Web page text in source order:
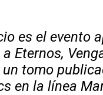
es el evento
Eternos,
tomo
en la línea